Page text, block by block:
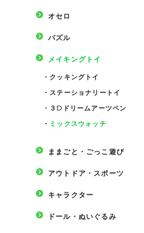
オセロ
パズル
メイキングトイ
・ クッキングトイ
・ ステーショナリートイ
・ ３Dドリームアーツペン
・ ミックスウォッチ
ままごと・ごっこ遊び
アウトドア・スポーツ
キャラクター
ドール・ぬいぐるみ